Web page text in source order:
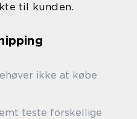
til kunden.
ikke at købe
teste forskellige